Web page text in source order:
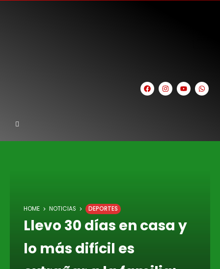
HOME NOTICIAS DEPORTES
Llevo 30 días en casa y
lo más difícil es